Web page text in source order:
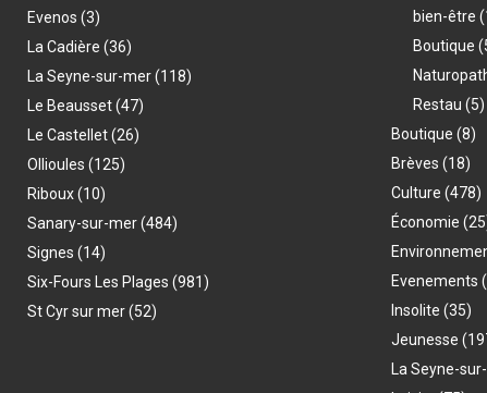
Evenos (3)
La Cadière (36)
La Seyne-sur-mer(118)
Le Beausset(47)
Le Castellet(26)
Ollioules (125)
Riboux(10)
Sanary-sur-mer(484)
Signes (14)
Six-Fours Les Plages (981)
St Cyr sur mer(52)
bien-être
Boutique
Restau (5)
Boutique (8)
Brèves (18)
Culture (478)
Économie
Evenements
Insolite (35)
Jeunesse
La Seyne-